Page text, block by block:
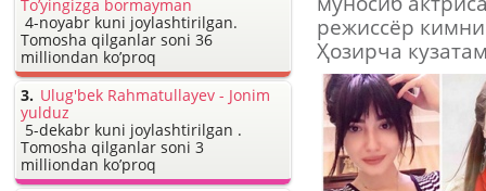
режиссёр
Ҳозирча
To’yingizga bormayman
4-noyabr kuni joylashtirilgan.
Tomosha qilganlar soni 36
milliondan ko’proq
Ulug'bek Rahmatullayev - Jonim
yulduz
5-dekabr kuni joylashtirilgan .
Tomosha qilganlar soni 3
milliondan ko’proq